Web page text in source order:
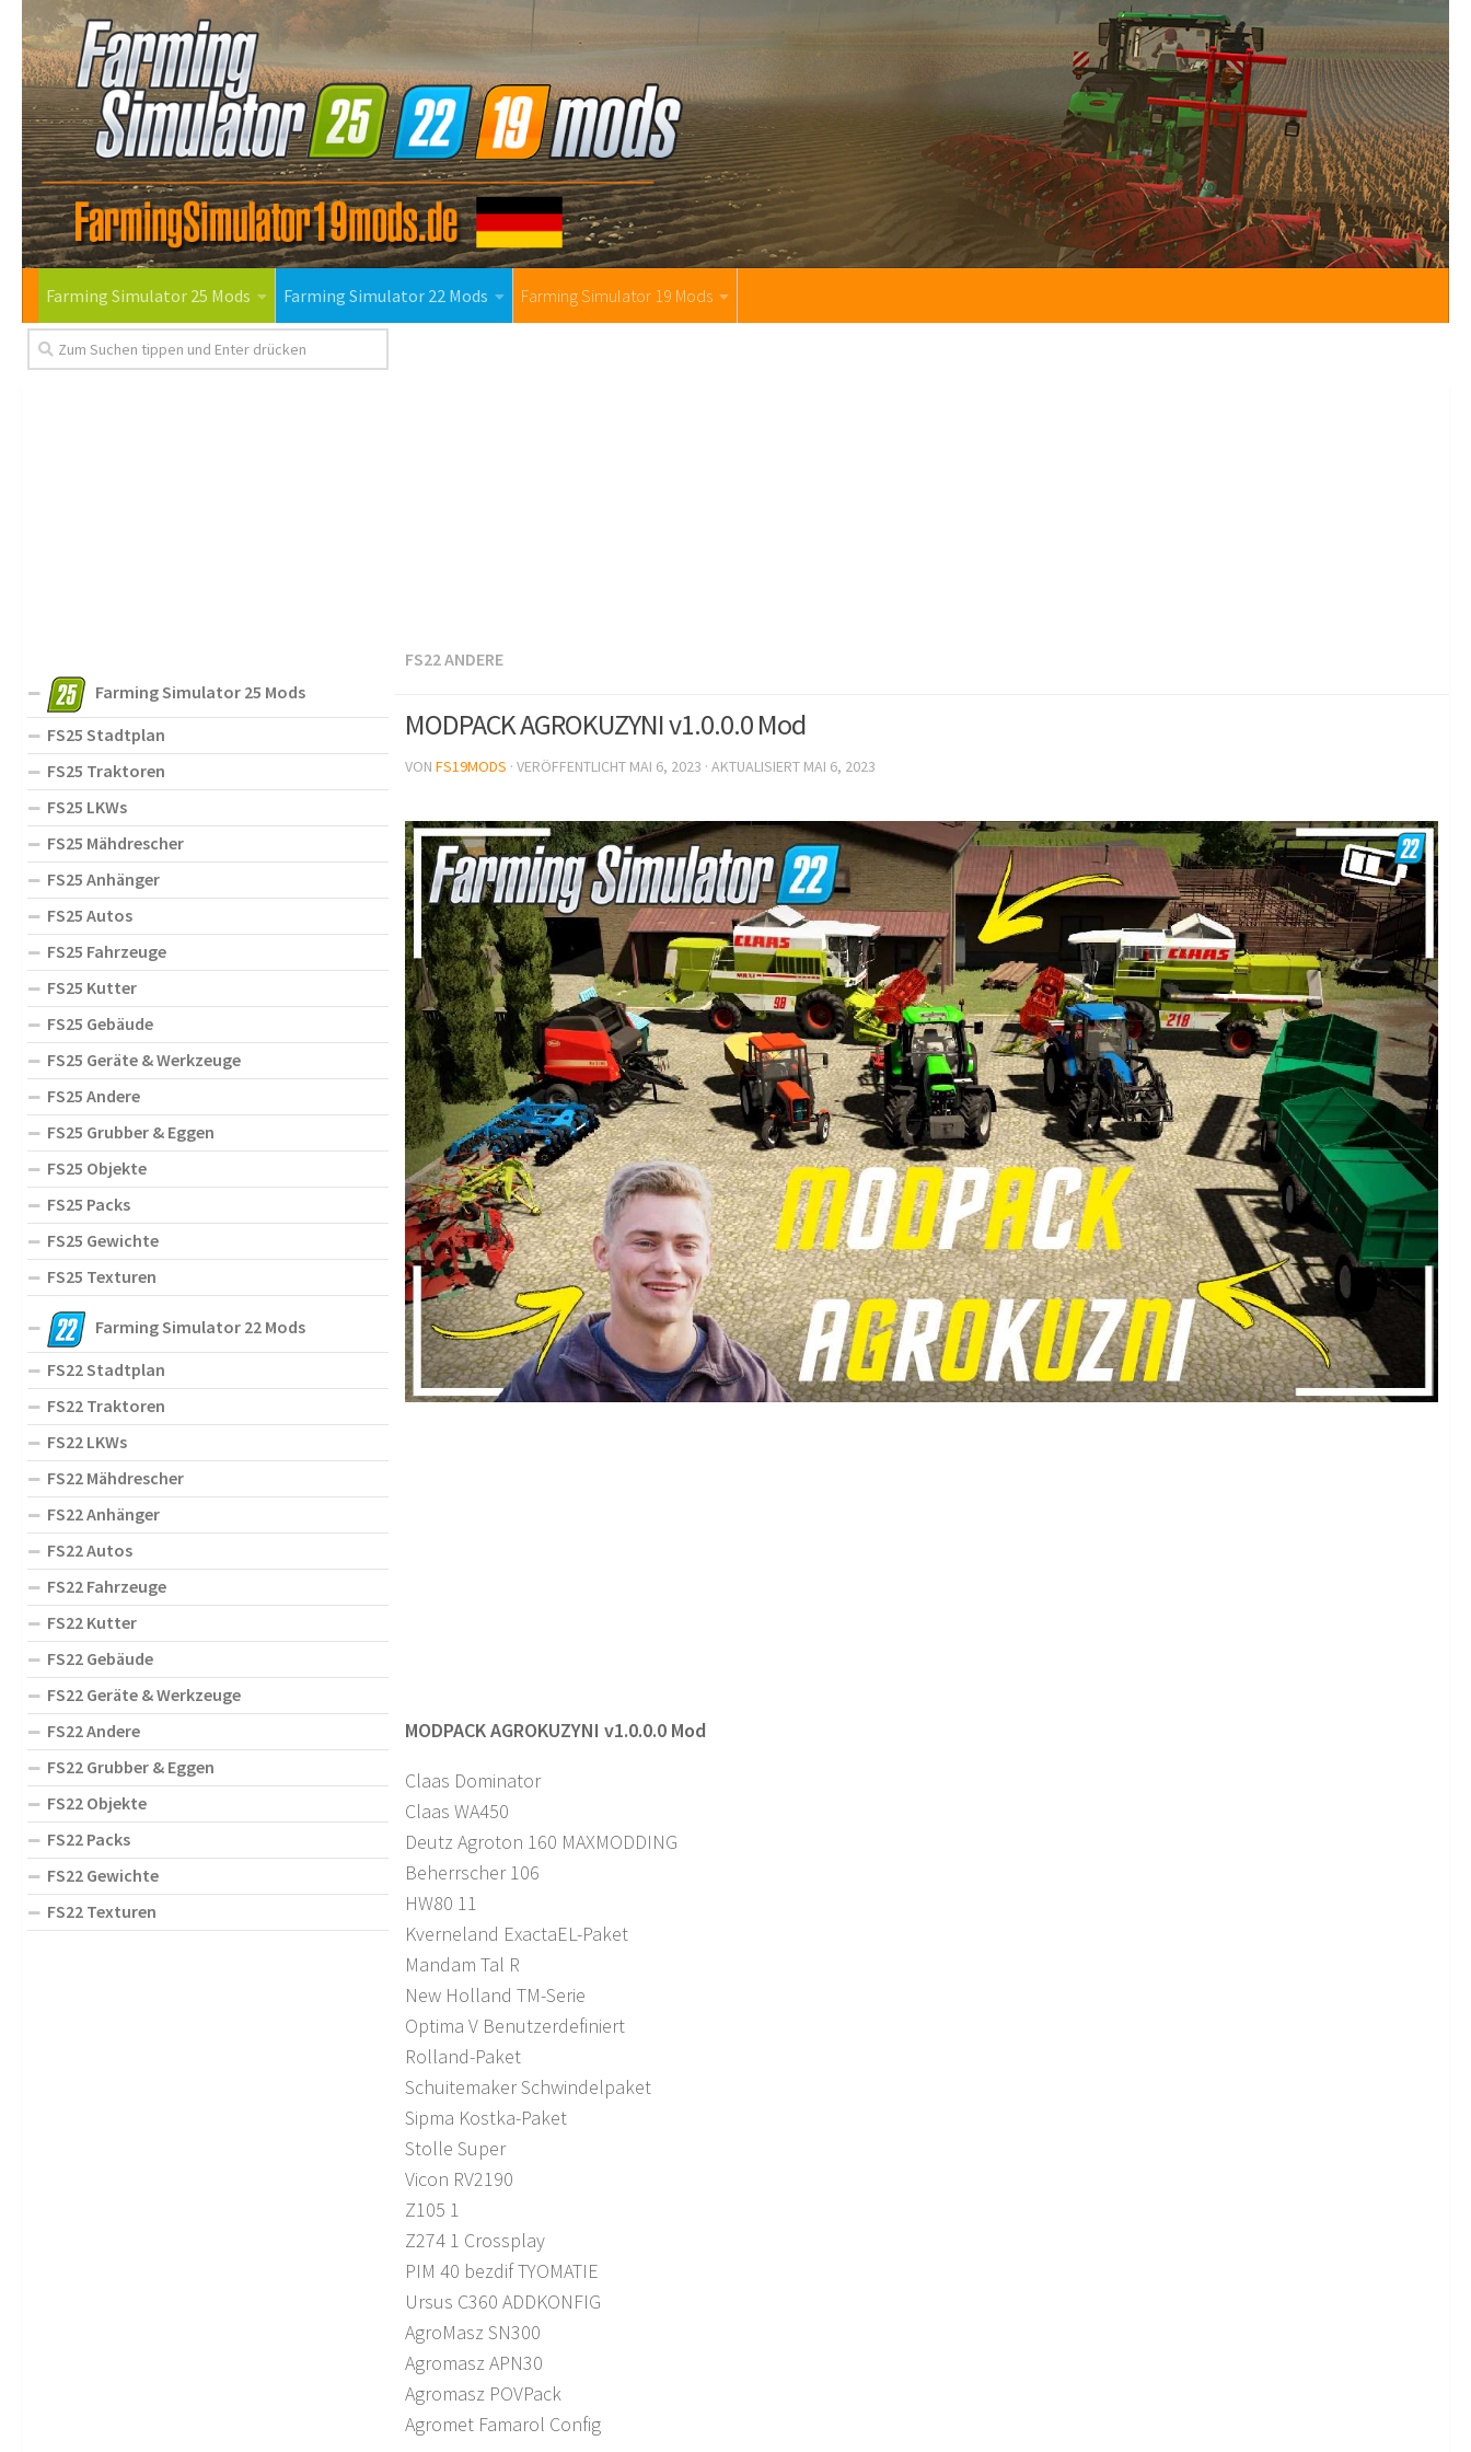
Farming Simulator 25 Mods Farming Simulator 22 Mods Farming Simulator 19 Mods
FS22 ANDERE
MODPACK AGROKUZYNI v1.0.0.0 Mod
VON FS19MODS · VERÖFFENTLICHT MAI 6, 2023 · AKTUALISIERT MAI 6, 2023
MODPACK AGROKUZYNI v1.0.0.0 Mod
Claas Dominator
Claas WA450
Deutz Agroton 160 MAXMODDING
Beherrscher 106
HW80 11
Kverneland ExactaEL-Paket
Mandam Tal R
New Holland TM-Serie
Optima V Benutzerdefiniert
Rolland-Paket
Schuitemaker Schwindelpaket
Sipma Kostka-Paket
Stolle Super
Vicon RV2190
Z105 1
Z274 1 Crossplay
PIM 40 bezdif TYOMATIE
Ursus C360 ADDKONFIG
AgroMasz SN300
Agromasz APN30
Agromasz POVPack
Agromet Famarol Config
Farming Simulator 25 Mods
FS25 Stadtplan
FS25 Traktoren
FS25 LKWs
FS25 Mähdrescher
FS25 Anhänger
FS25 Autos
FS25 Fahrzeuge
FS25 Kutter
FS25 Gebäude
FS25 Geräte & Werkzeuge
FS25 Andere
FS25 Grubber & Eggen
FS25 Objekte
FS25 Packs
FS25 Gewichte
FS25 Texturen
Farming Simulator 22 Mods
FS22 Stadtplan
FS22 Traktoren
FS22 LKWs
FS22 Mähdrescher
FS22 Anhänger
FS22 Autos
FS22 Fahrzeuge
FS22 Kutter
FS22 Gebäude
FS22 Geräte & Werkzeuge
FS22 Andere
FS22 Grubber & Eggen
FS22 Objekte
FS22 Packs
FS22 Gewichte
FS22 Texturen